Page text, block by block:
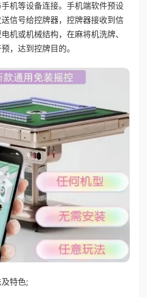
机等设备连接。手机端软件预设
信号给控牌器，控牌器接收到信
机或机械结构，在麻将机洗牌、
，达到控牌目的。
特色;